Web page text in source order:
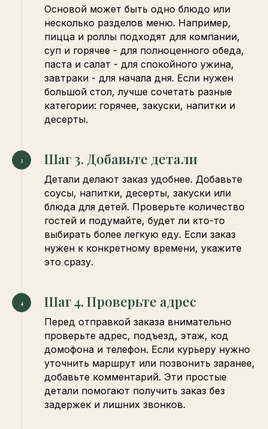
Основой может быть одно блюдо или
несколько разделов меню. Например,
пицца и роллы подходят для компании,
суп и горячее - для полноценного обеда,
паста и салат - для спокойного ужина,
завтраки - для начала дня. Если нужен
большой стол, лучше сочетать разные
категории: горячее, закуски, напитки и
десерты.
Шаг 3. Добавьте детали
Детали делают заказ удобнее. Добавьте
соусы, напитки, десерты, закуски или
блюда для детей. Проверьте количество
гостей и подумайте, будет ли кто-то
выбирать более легкую еду. Если заказ
нужен к конкретному времени, укажите
это сразу.
Шаг 4. Проверьте адрес
Перед отправкой заказа внимательно
проверьте адрес, подъезд, этаж, код
домофона и телефон. Если курьеру нужно
уточнить маршрут или позвонить заранее,
добавьте комментарий. Эти простые
детали помогают получить заказ без
задержек и лишних звонков.